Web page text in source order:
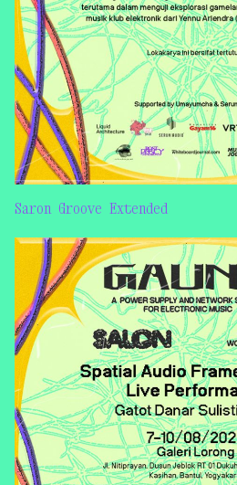
Saron Groove Extended